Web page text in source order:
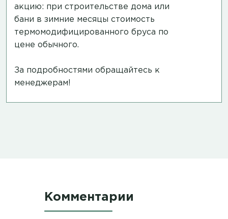
акцию: при строительстве дома или
бани в зимние месяцы стоимость
термомодифицированного бруса по
цене обычного.
За подробностями обращайтесь к
менеджерам!
Комментарии